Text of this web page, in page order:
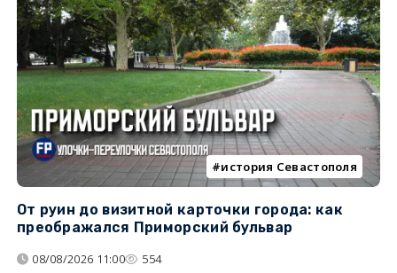
история Севастополя
От руин до визитной карточки города: как
преображался Приморский бульвар
08/08/2026 11:00 554